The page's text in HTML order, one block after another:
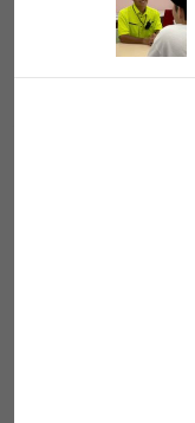
同行者（保護者・